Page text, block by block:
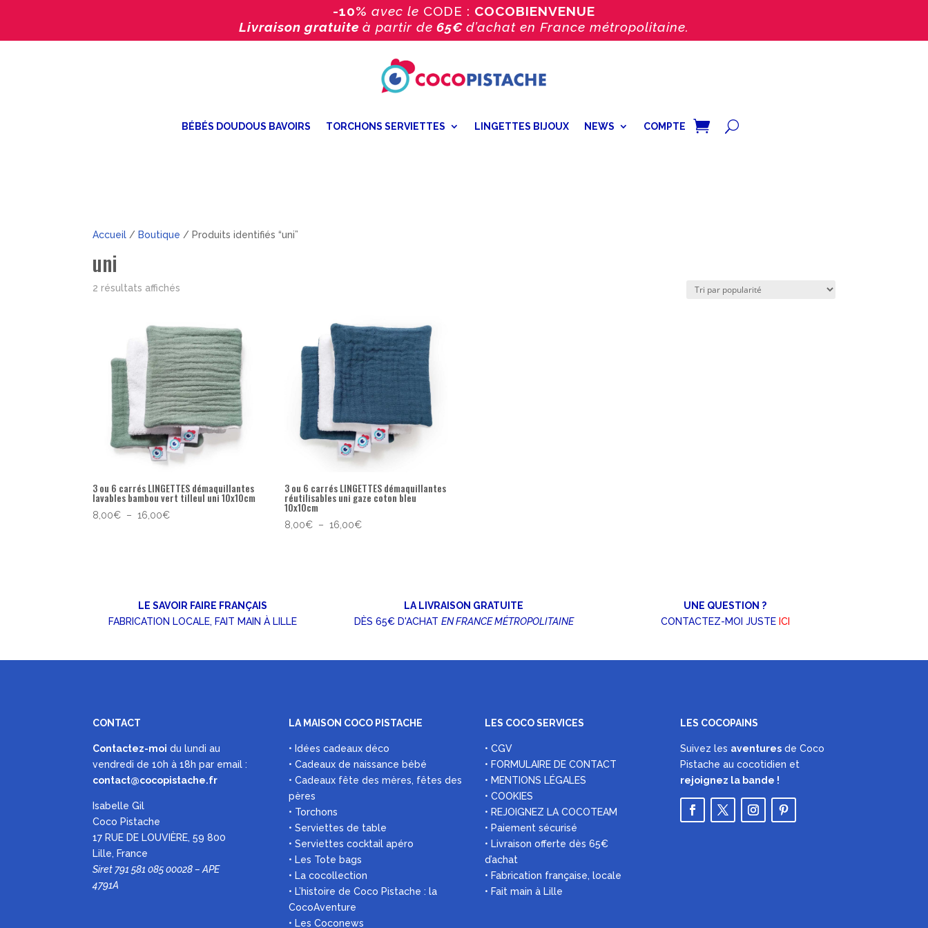
-10% avec le CODE : COCOBIENVENUE
Livraison gratuite à partir de 65€ d’achat en France métropolitaine.
BÉBÉS DOUDOUS BAVOIRS TORCHONS SERVIETTES LINGETTES BIJOUX NEWS COMPTE
Accueil / Boutique / Produits identifiés “uni”
uni
2 résultats affichés
3 ou 6 carrés LINGETTES démaquillantes
lavables bambou vert tilleul uni 10x10cm
8,00€ – 16,00€Plage
3 ou 6 carrés LINGETTES démaquillantes
réutilisables uni gaze coton bleu
10x10cm
8,00€ – 16,00€Plage
LE SAVOIR FAIRE FRANÇAIS
FABRICATION LOCALE, FAIT MAIN À LILLE
LA LIVRAISON GRATUITE
DÈS 65€ D'ACHAT EN FRANCE MÉTROPOLITAINE
UNE QUESTION ?
CONTACTEZ-MOI JUSTE ICI
CONTACT
Contactez-moi du lundi au
vendredi de 10h à 18h par email :
contact@cocopistache.fr
Isabelle Gil
Coco Pistache
17 RUE DE LOUVIÈRE, 59 800
Lille, France
Siret 791 581 085 00028 – APE
4791A
LA MAISON COCO PISTACHE
• Idées cadeaux déco
• Cadeaux de naissance bébé
• Cadeaux fête des mères, fêtes des
pères
• Torchons
• Serviettes de table
• Serviettes cocktail apéro
• Les Tote bags
• La cocollection
• L’histoire de Coco Pistache : la
CocoAventure
• Les Coconews
LES COCO SERVICES
• CGV
• FORMULAIRE DE CONTACT
• MENTIONS LÉGALES
• COOKIES
• REJOIGNEZ LA COCOTEAM
• Paiement sécurisé
• Livraison offerte dès 65€
d’achat
• Fabrication française, locale
• Fait main à Lille
LES COCOPAINS
Suivez les aventures de Coco
Pistache au cocotidien et
rejoignez la bande !